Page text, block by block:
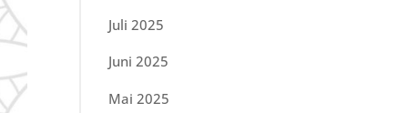
Juli 2025
Juni 2025
Mai 2025